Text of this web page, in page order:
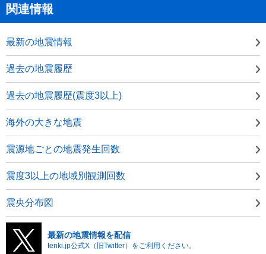
関連情報
最新の地震情報
過去の地震履歴
過去の地震履歴(震度3以上)
海外の大きな地震
震源地ごとの地震発生回数
震度3以上の地域別観測回数
震央分布図
最新の地震情報を配信
tenki.jp公式X（旧Twitter）をご利用ください。